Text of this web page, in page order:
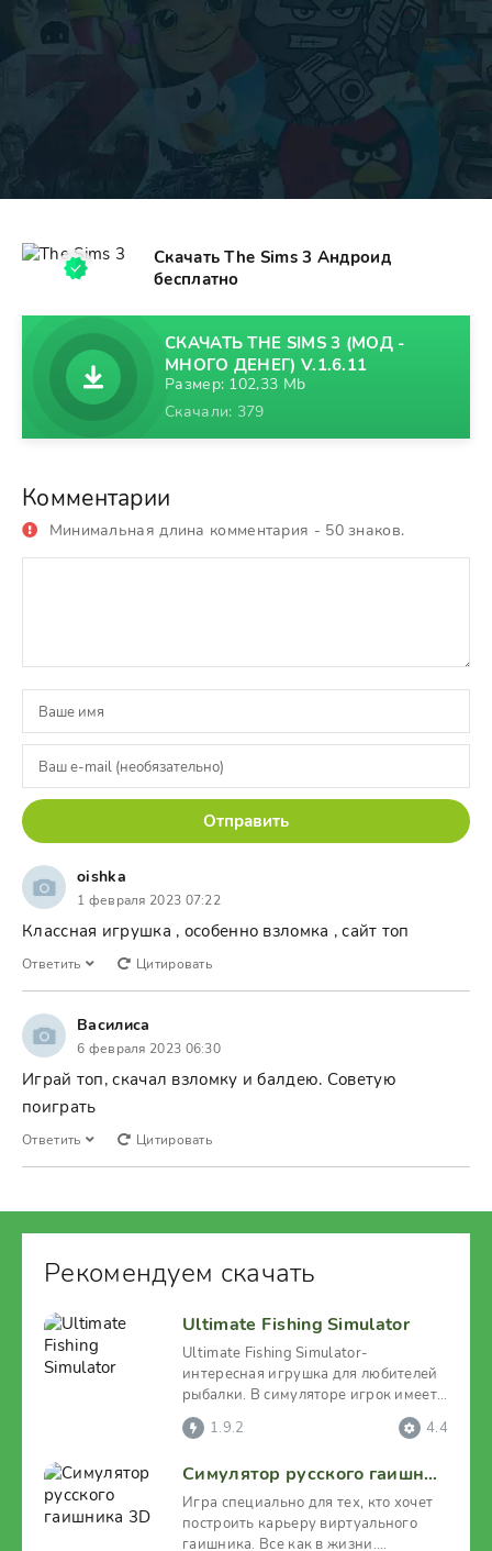
Скачать The Sims 3 Андроид
бесплатно
СКАЧАТЬ THE SIMS 3 (МОД -
МНОГО ДЕНЕГ) V.1.6.11
Размер: 102,33 Mb
Скачали: 379
Комментарии
Минимальная длина комментария - 50 знаков.
Отправить
oishka
1 февраля 2023 07:22
Классная игрушка , особенно взломка , сайт топ
Ответить Цитировать
Василиса
6 февраля 2023 06:30
Играй топ, скачал взломку и балдею. Советую
поиграть
Ответить Цитировать
Рекомендуем скачать
Ultimate Fishing Simulator
Ultimate Fishing Simulator-
интересная игрушка для любителей
рыбалки. В симуляторе игрок имеет
возможность зайти в
1.9.2 4.4
Симулятор русского гаишника 3D
Игра специально для тех, кто хочет
построить карьеру виртуального
гаишника. Все как в жизни.